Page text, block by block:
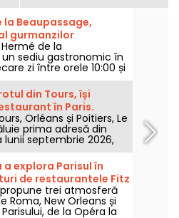
la Beaupassage,
gurmanzilor
de la
sediu gastronomic în
zi între orele 10:00 și
o necesitate pentru
Pentru prânz, ceai sau
Hermé oferă o gamă
și sărate.
din Tours, își
în Paris.
Orléans și Poitiers, Le
prima adresă din
lunii septembrie 2026,
pentru bucătăria sa
de împărțit și pentru
deschide porțile pe
doilea arondisment al
explora Parisul în
de restaurantele Fitz
propune trei atmosferă
Roma, New Orleans și
de la Opéra la